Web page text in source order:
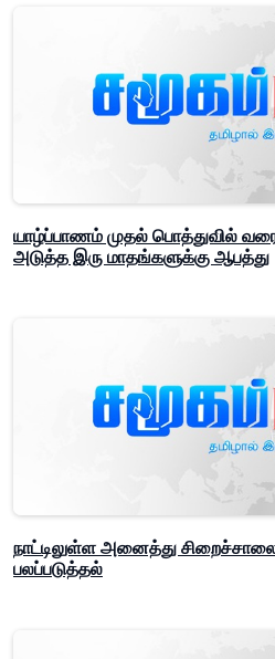
யாழ்ப்பாணம் முதல் பொத்துவில்
அடுத்த இரு மாதங்களுக்கு ஆபத்து
நாட்டிலுள்ள அனைத்து
பலப்படுத்தல்